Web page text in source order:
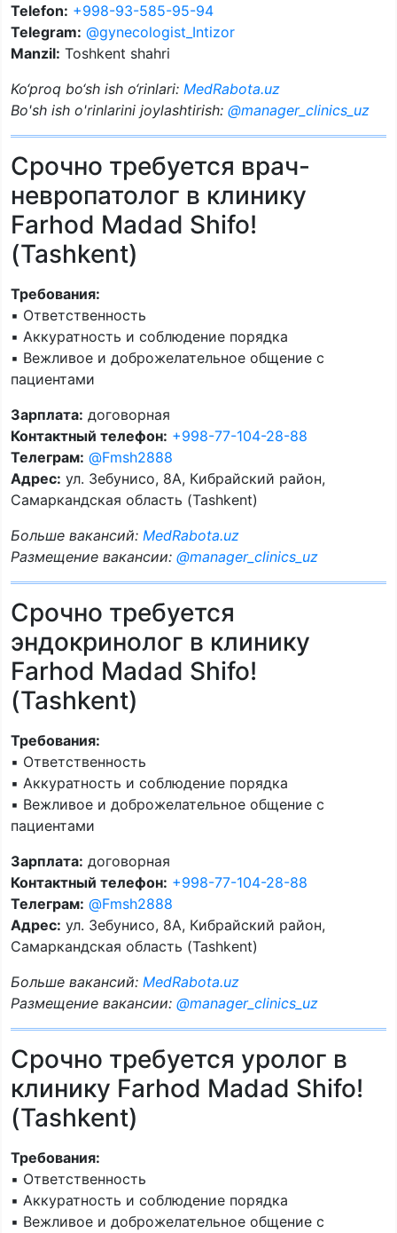
Telefon: +998-93-585-95-94
Telegram: @gynecologist_Intizor
Manzil: Toshkent shahri
Ko‘proq bo‘sh ish o‘rinlari: MedRabota.uz
Bo'sh ish o'rinlarini joylashtirish: @manager_clinics_uz
Срочно требуется врач-
невропатолог в клинику
Farhod Madad Shifo!
(Tashkent)
Требования:
▪️ Ответственность
▪️ Аккуратность и соблюдение порядка
▪️ Вежливое и доброжелательное общение с
пациентами
Зарплата: договорная
Контактный телефон: +998-77-104-28-88
Телеграм: @Fmsh2888
Адрес: ул. Зебунисо, 8A, Кибрайский район,
Самаркандская область (Tashkent)
Больше вакансий: MedRabota.uz
Размещение вакансии: @manager_clinics_uz
Срочно требуется
эндокринолог в клинику
Farhod Madad Shifo!
(Tashkent)
Требования:
▪️ Ответственность
▪️ Аккуратность и соблюдение порядка
▪️ Вежливое и доброжелательное общение с
пациентами
Зарплата: договорная
Контактный телефон: +998-77-104-28-88
Телеграм: @Fmsh2888
Адрес: ул. Зебунисо, 8A, Кибрайский район,
Самаркандская область (Tashkent)
Больше вакансий: MedRabota.uz
Размещение вакансии: @manager_clinics_uz
Срочно требуется уролог в
клинику Farhod Madad Shifo!
(Tashkent)
Требования:
▪️ Ответственность
▪️ Аккуратность и соблюдение порядка
▪️ Вежливое и доброжелательное общение с